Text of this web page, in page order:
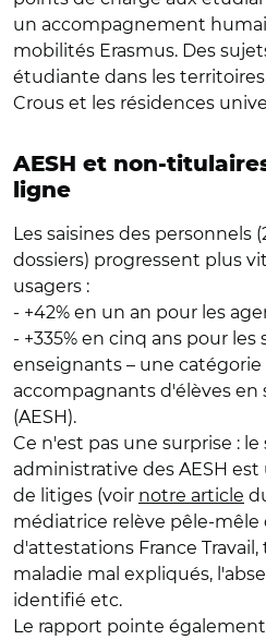
un accompagnement
mobilités Erasmus. Des
étudiante dans les
Crous et les résidences
AESH et non-
ligne
Les saisines des personnels
dossiers) progressent plus
usagers :
- +42% en un an pour les
- +335% en cinq ans pour
enseignants – une
accompagnants d'élèves
(AESH).
Ce n'est pas une surprise :
administrative des AESH
de litiges (voir notre article
médiatrice relève pêle-mêle
d'attestations France
maladie mal expliqués,
identifié etc.
Le rapport pointe